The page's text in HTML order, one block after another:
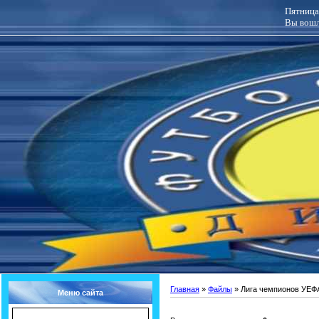
Вы
Меню сайта Главная » Файлы » Лига чемпионов